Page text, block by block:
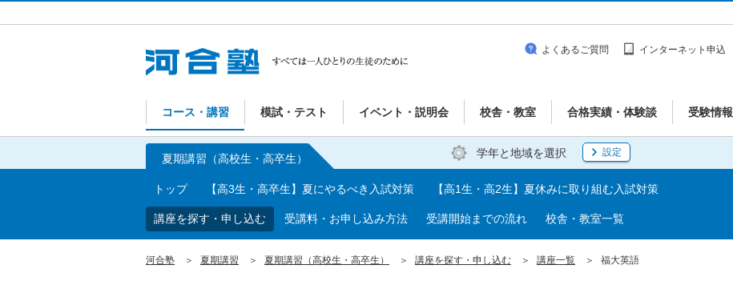
コース・講習 模試・テスト イベント・説明会 校舎・教室 合格実績・体験談 受験情報
よくあるご質問 インターネット申込
学年と地域を選択 設定
夏期講習（高校生・高卒生）
トップ 【高3生・高卒生】夏にやるべき入試対策 【高1生・高2生】夏休みに取り組む入試対策
講座を探す・申し込む 受講料・お申し込み方法 受講開始までの流れ 校舎・教室一覧
河合塾 夏期講習 夏期講習（高校生・高卒生） 講座を探す・申し込む 講座一覧 福大英語